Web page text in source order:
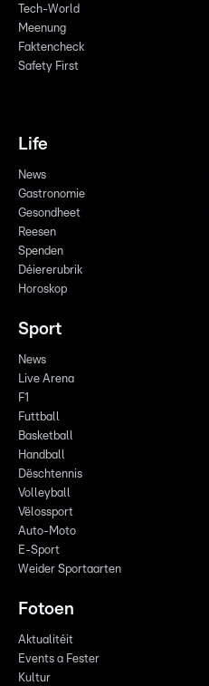
Tech-World
Meenung
Faktencheck
Safety First
Life
News
Gastronomie
Gesondheet
Reesen
Spenden
Déiererubrik
Horoskop
Sport
News
Live Arena
F1
Futtball
Basketball
Handball
Dëschtennis
Volleyball
Vëlossport
Auto-Moto
E-Sport
Weider Sportaarten
Fotoen
Aktualitéit
Events a Fester
Kultur